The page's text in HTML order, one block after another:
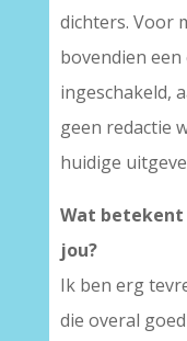
dichters. Voor
bovendien
ingeschakeld,
geen redactie
huidige
Wat betekent
jou?
Ik ben erg
die overal